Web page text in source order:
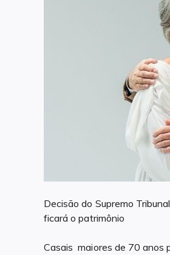
Decisão do Supremo
ficará o patrimônio
Casais maiores de 70 anos